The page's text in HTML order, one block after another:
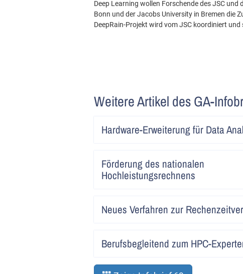
Deep Learning wollen Forschende des JSC
Bonn und der Jacobs University in Bremen die
DeepRain-Projekt wird vom JSC koordiniert
Weitere Artikel des GA-
Hardware-Erweiterung für Data
Förderung des nationalen
Hochleistungsrechnens
Neues Verfahren zur
Berufsbegleitend zum HPC-